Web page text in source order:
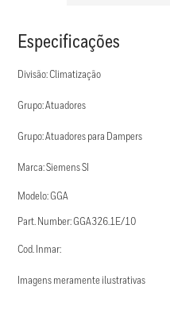
Especificações
Divisão: Climatização
Grupo: Atuadores
Grupo: Atuadores para Dampers
Marca: Siemens SI
Modelo: GGA
Part. Number: GGA326.1E/10
Cod. Inmar:
Imagens meramente ilustrativas